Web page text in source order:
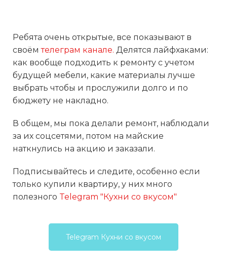
Ребята очень открытые, все показывают в
своёмтелеграм канале. Делятся лайфхаками:
как вообще подходить к ремонту с учетом
будущей мебели, какие материалы лучше
выбрать чтобы и прослужили долго и по
бюджету не накладно.
В общем, мы пока делали ремонт, наблюдали
за их соцсетями, потом на майские
наткнулись на акцию и заказали.
Подписывайтесь и следите, особенно если
только купили квартиру, у них много
полезного Telegram "Кухни со вкусом"
Telegram Кухни со вкусом